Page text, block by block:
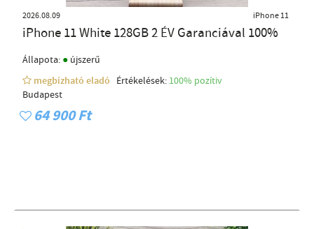
2026.08.09 iPhone 11
iPhone 11 White 128GB 2 ÉV Garanciával 100%
Állapota: ● újszerű
megbízható eladó
Értékelések: 100% pozítiv
Budapest
64 900 Ft